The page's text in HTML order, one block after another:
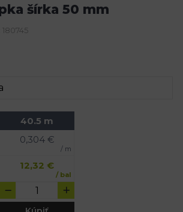
šírka 50 mm
40.5 m
0,304€
/ m
12,32 €
/ bal